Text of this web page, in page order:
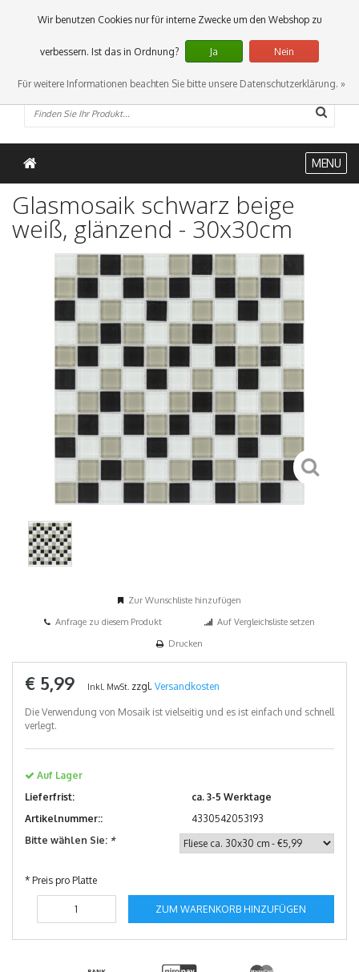
0 Artikel
MENU
Glasmosaik schwarz beige
weiß, glänzend - 30x30cm
Zur Wunschliste hinzufügen
Anfrage zu diesem Produkt
Auf Vergleichsliste setzen
Drucken
€ 5,99 Inkl. MwSt. zzgl. Versandkosten
Die Verwendung von Mosaik ist vielseitig und es ist einfach und schnell
verlegt.
Auf Lager
Lieferfrist:
ca. 3-5 Werktage
Artikelnummer::
4330542053193
Bitte wählen Sie: *
* Preis pro Platte
ZUM WARENKORB HINZUFÜGEN
Wir benutzen Cookies nur für interne Zwecke um den Webshop zu
verbessern. Ist das in Ordnung? Ja Nein
Für weitere Informationen beachten Sie bitte unsere Datenschutzerklärung. »